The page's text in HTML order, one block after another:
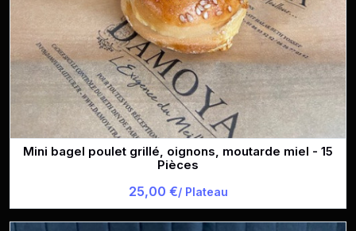
Mini bagel poulet grillé, oignons, moutarde miel - 15
Pièces
25,00 €/ Plateau